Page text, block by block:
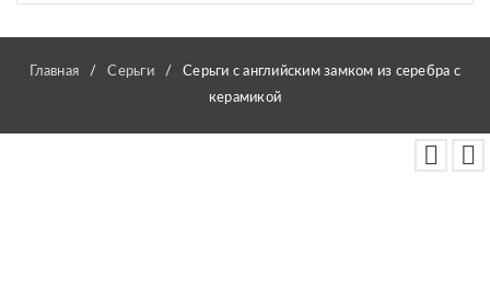
Главная / Серьги /
Серьги с английским замком из серебра с
керамикой